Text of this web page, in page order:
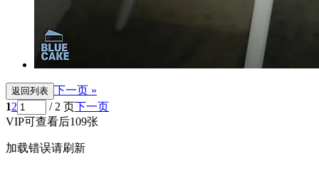
返回列表 下一页 »
12 / 2 页下一页
VIP可查看后109张
加载错误请刷新